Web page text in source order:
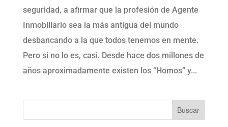
seguridad, a afirmar que la profesión de Agente
Inmobiliario sea la más antigua del mundo
desbancando a la que todos tenemos en mente.
Pero si no lo es, casi. Desde hace dos millones de
años aproximadamente existen los “Homos” y...